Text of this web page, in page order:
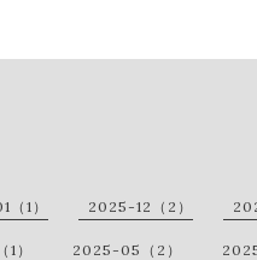
1） 2025-12（2）
） 2025-05（2）